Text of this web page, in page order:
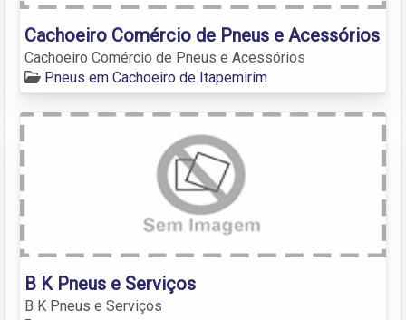
Cachoeiro Comércio de Pneus e Acessórios
Cachoeiro Comércio de Pneus e Acessórios
Pneus em Cachoeiro de Itapemirim
B K Pneus e Serviços
B K Pneus e Serviços